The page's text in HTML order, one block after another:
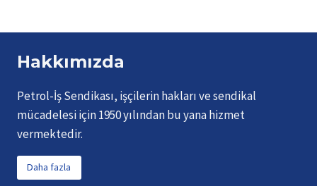
Hakkımızda
Petrol-İş Sendikası, işçilerin hakları ve sendikal
mücadelesi için 1950 yılından bu yana hizmet
vermektedir.
Daha fazla